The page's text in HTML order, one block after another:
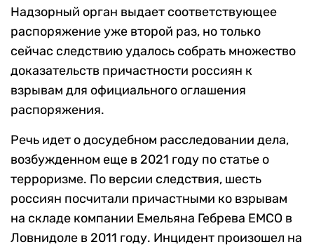
Надзорный орган выдает соответствующее
распоряжение уже второй раз, но только
сейчас следствию удалось собрать множество
доказательств причастности россиян к
взрывам для официального оглашения
распоряжения.
Речь идет о досудебном расследовании дела,
возбужденном еще в 2021 году по статье о
терроризме. По версии следствия, шесть
россиян посчитали причастными ко взрывам
на складе компании Емельяна Гебрева EMCO в
Ловнидоле в 2011 году. Инцидент произошел на